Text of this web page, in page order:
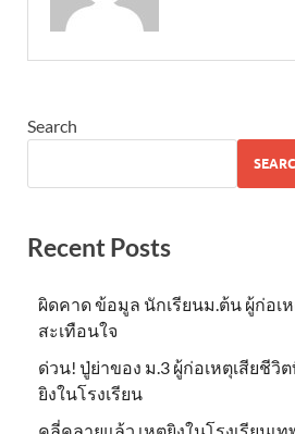
Search
Recent Posts
ผิดคาด ข้อมูล นักเรียนม.ต้น ผู้ก่อเ
สะเทือนใจ
ด่วน! ปู่ย่าของ ม.3 ผู้ก่อเหตุเสียชี
ยิงในโรงเรียน